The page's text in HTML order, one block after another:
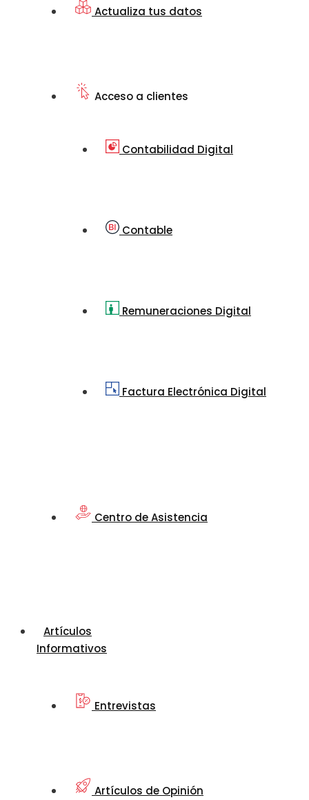
Actualiza tus datos
Acceso a clientes
Contabilidad Digital
Contable
Remuneraciones Digital
Factura Electrónica Digital
Centro de Asistencia
Artículos
Informativos
Entrevistas
Artículos de Opinión